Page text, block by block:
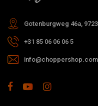
Gotenburgweg 46a,
+31 85 06 06 06 5
info@choppershop.com